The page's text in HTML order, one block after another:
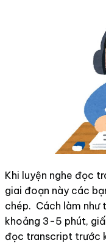
Khi luyện nghe đọc
giai đoạn này các
chép. Cách làm như
khoảng 3-5 phút,
đọc transcript trước